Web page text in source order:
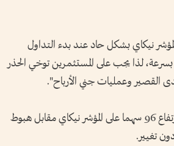
نيكاي بشكل حاد عند بدء التداول
لذا يجب على المستثمرين ‌توخي الحذر
القصير وعمليات جني ‌الأرباح".
كان ⁠أداء السوق متباينا بارتفاع 96 سهما على المؤشر نيكاي مقابل هبوط